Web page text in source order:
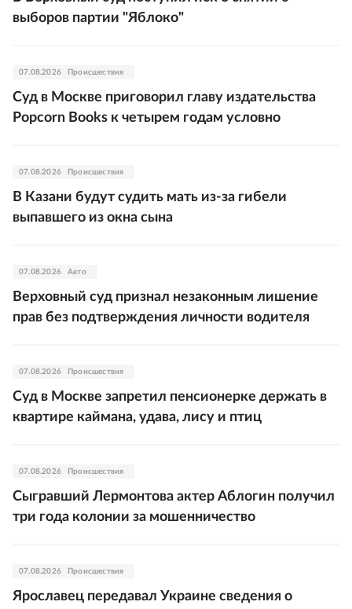
выборов партии "Яблоко"
07.08.2026 Происшествия
Суд в Москве приговорил главу издательства
Popcorn Books к четырем годам условно
07.08.2026 Происшествия
В Казани будут судить мать из-за гибели
выпавшего из окна сына
07.08.2026 Авто
Верховный суд признал незаконным лишение
прав без подтверждения личности водителя
07.08.2026 Происшествия
Суд в Москве запретил пенсионерке держать в
квартире каймана, удава, лису и птиц
07.08.2026 Происшествия
Сыгравший Лермонтова актер Аблогин получил
три года колонии за мошенничество
07.08.2026 Происшествия
Ярославец передавал Украине сведения о